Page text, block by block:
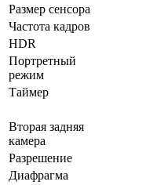
Размер сенсора
Частота кадров
HDR
Портретный
режим
Таймер
Вторая задняя
камера
Разрешение
Диафрагма